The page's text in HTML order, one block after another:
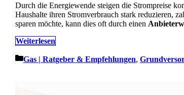
Durch die Energiewende steigen die Strompreise
Haushalte ihren Stromverbrauch stark reduzieren,
sparen möchte, kann dies oft durch einen
Weiterlesen
Kategorien
Gas | Ratgeber & Empfehlungen,